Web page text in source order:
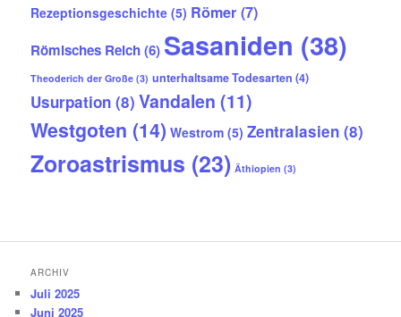
Rezeptionsgeschichte (5) Römer (7)
Römisches Reich(6) Sasaniden (38)
Theoderich der Große (3) unterhaltsame Todesarten (4)
Usurpation (8) Vandalen (11)
Westgoten (14) Westrom (5) Zentralasien (8)
Zoroastrismus (23) Äthiopien (3)
ARCHIV
Juli 2025
Juni 2025